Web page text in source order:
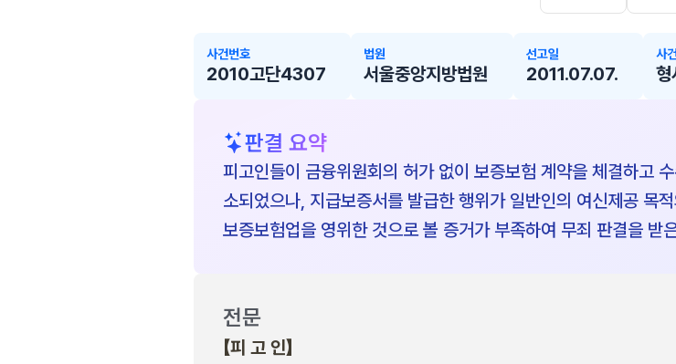
사건번호
2010고단4307
법원
서울중앙지방법원
선고일
2011.07.07.
사
형
판결 요약
피고인들이 금융위원회의 허가 없이 보증보험 계약을 체결하고
소되었으나, 지급보증서를 발급한 행위가 일반인의 여신제공 목
보증보험업을 영위한 것으로 볼 증거가 부족하여 무죄 판결을 받
전문
【피 고 인】